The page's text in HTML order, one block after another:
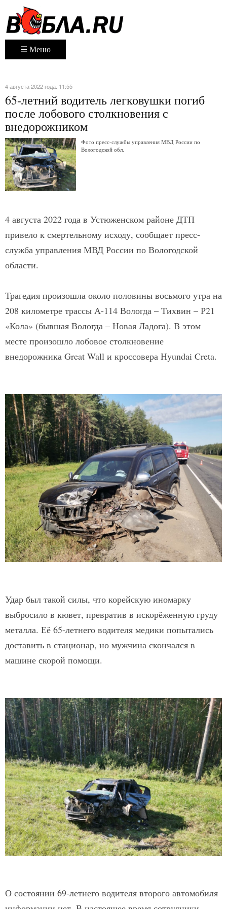
☰ Меню
4 августа 2022 года. 11:55
65-летний водитель легковушки погиб
после лобового столкновения с
внедорожником
Фото пресс-службы управления МВД России по
Вологодской обл.
4 августа 2022 года в Устюженском районе ДТП
привело к смертельному исходу, сообщает пресс-
служба управления МВД России по Вологодской
области.
Трагедия произошла около половины восьмого утра на
208 километре трассы А-114 Вологда – Тихвин – Р21
«Кола» (бывшая Вологда – Новая Ладога). В этом
месте произошло лобовое столкновение
внедорожника Great Wall и кроссовера Hyundai Creta.
Удар был такой силы, что корейскую иномарку
выбросило в кювет, превратив в искорёженную груду
металла. Её 65-летнего водителя медики попытались
доставить в стационар, но мужчина скончался в
машине скорой помощи.
О состоянии 69-летнего водителя второго автомобиля